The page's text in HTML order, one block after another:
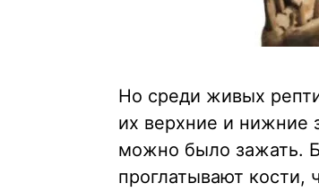
Но среди живых
их верхние и нижние
можно было зажать.
проглатывают кости,